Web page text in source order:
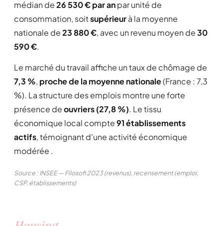
médian de26 530 € par anpar unité de
consommation, soitsupérieurà la moyenne
nationale de23 880 €, avec un revenu moyen de30
590 €.
Le marché du travail affiche un taux de chômage de
7,3 %, proche de la moyenne nationale(France : 7,3
%). La structure des emplois montre une forte
présence deouvriers (27,8 %). Le tissu
économique local compte91 établissements
actifs, témoignant d'une activité économique
modérée .
Source : INSEE — Filosofi 2023 (revenus), recensement (emploi,
CSP, établissements)